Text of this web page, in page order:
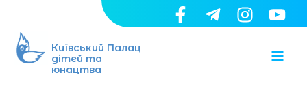
вмісту
Київський Палац
дітей та
юнацтва